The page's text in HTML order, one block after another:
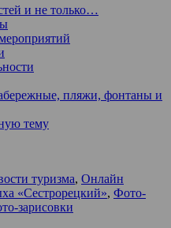
и не только…
пляжи, фонтаны и
тему
туризма, Онлайн
«Сестрорецкий», Фото-
зарисовки